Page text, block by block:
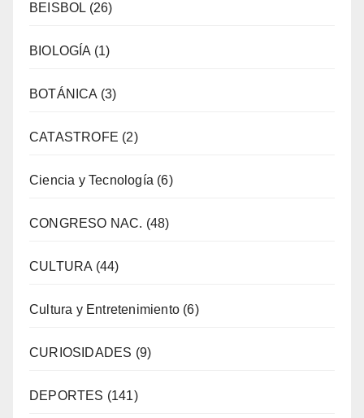
BEISBOL (26)
BIOLOGÍA (1)
BOTÁNICA (3)
CATASTROFE (2)
Ciencia y Tecnología (6)
CONGRESO NAC. (48)
CULTURA (44)
Cultura y Entretenimiento (6)
CURIOSIDADES (9)
DEPORTES (141)